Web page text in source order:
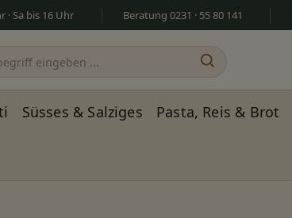
· Sa bis 16 Uhr Beratung 0231 · 55 80 141
Süsses & Salziges Pasta, Reis & Brot